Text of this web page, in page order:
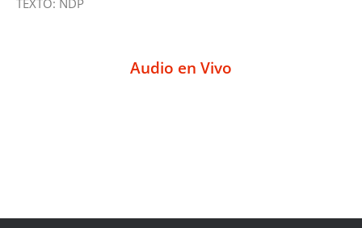
Audio en Vivo